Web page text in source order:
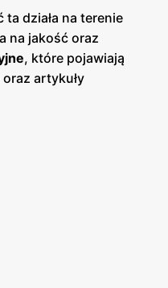
ta działa na terenie
na jakość oraz
, które pojawiają
artykuły
zakupów.
w
co ułatwia
zapracowanych
promowanie
rynku na zdrową